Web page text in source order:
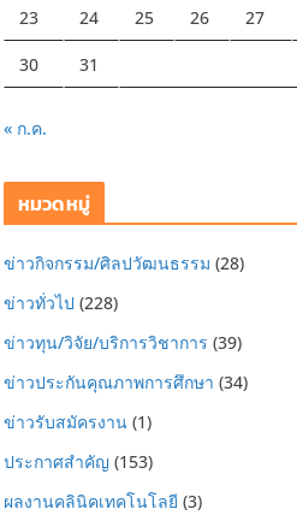
23 24 25 26 27
30 31
« ก.ค.
หมวดหมู่
ข่าวกิจกรรม/ศิลปวัฒนธรรม (28)
ข่าวทั่วไป (228)
ข่าวทุน/วิจัย/บริการวิชาการ (39)
ข่าวประกันคุณภาพการศึกษา (34)
ข่าวรับสมัครงาน (1)
ประกาศสำคัญ (153)
ผลงานคลินิคเทคโนโลยี (3)